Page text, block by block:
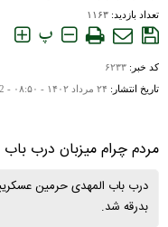
تعداد بازدید: ۱۱۶۳
پ
کد خبر: ۶۲۳۳
تاریخ انتشار: ۲۴ مرداد ۱۴۰۲ - ۰۸:۵۰ -
مردم چرام میزبان درب
درب باب المهدی حرمین
بدرقه شد.